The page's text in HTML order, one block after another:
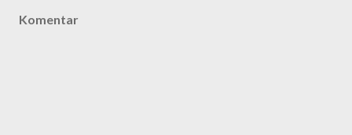
Komentar